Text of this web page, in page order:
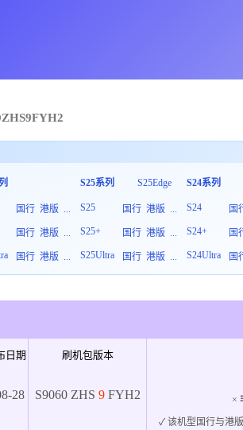
ZHS9FYH2
国行 港版 ...
国行 港版 ...
国行 港版 ...
S25系列 S25Edge
S25 国行 港版 ...
S25+
国行 港版 ...
S25Ultra
国行 港版 ...
S24系列
S24 国
S24+
国
S24Ultra
国
日期 刷机包版本
28 S9060 ZHS 9 FYH2 ×
✓ 该机型国行与港